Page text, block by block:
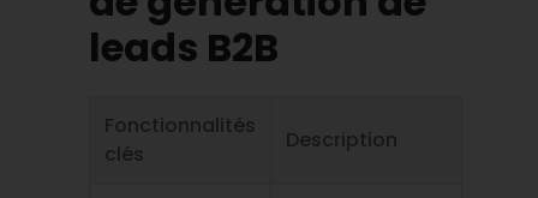
leads B2B
Fonctionnalités
clés
Description